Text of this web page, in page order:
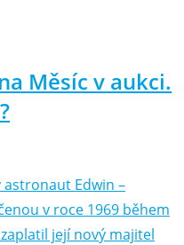
Měsíc v aukci.
Edwin –⁠
v roce 1969 během
její nový majitel